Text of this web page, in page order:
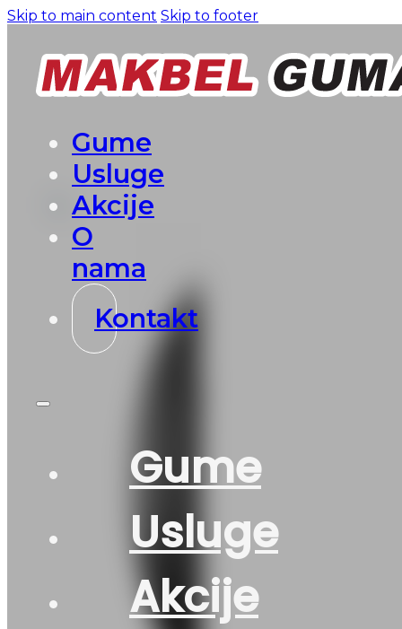
Skip to main content Skip to footer
Gume
Usluge
Akcije
O
nama
Kontakt
Gume
Usluge
Akcije